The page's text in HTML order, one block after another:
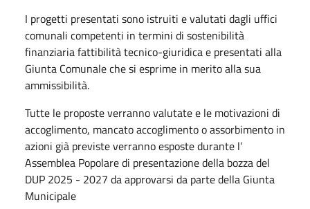
I progetti presentati sono istruiti e valutati dagli uffici
comunali competenti in termini di sostenibilità
finanziaria fattibilità tecnico-giuridica e presentati alla
Giunta Comunale che si esprime in merito alla sua
ammissibilità.
Tutte le proposte verranno valutate e le motivazioni di
accoglimento, mancato accoglimento o assorbimento in
azioni già previste verranno esposte durante l’
Assemblea Popolare di presentazione della bozza del
DUP 2025 - 2027 da approvarsi da parte della Giunta
Municipale